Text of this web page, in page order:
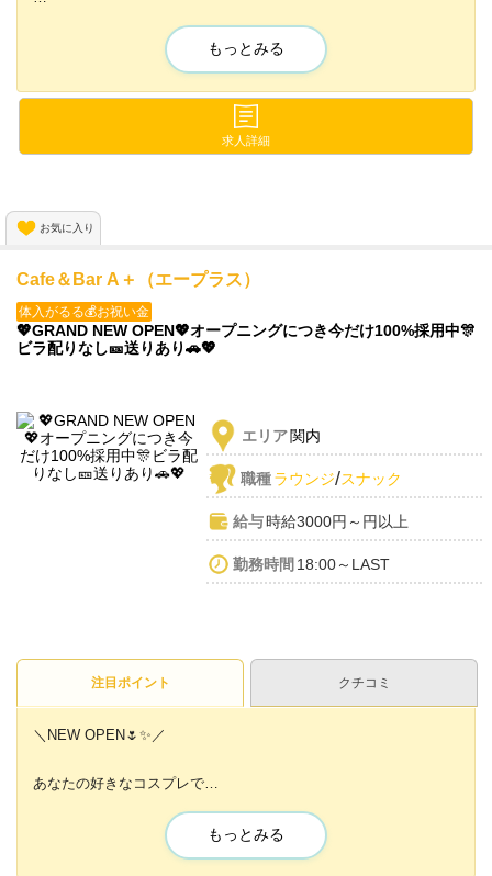
🎀 女の子同士も和気あいあいで上下関係なし
🚗 終電後も送りありで安心
🕊 完全自由シフトで週1～OK
もっとみる
求人詳細
お気に入り
Cafe＆Bar A＋（エープラス）
体入がるる💰お祝い金
💖GRAND NEW OPEN💖オープニングにつき今だけ100%採用中🎊
ビラ配りなし🎫送りあり🚗💖
エリア関内
職種ラウンジ/スナック
給与時給3000円～円以上
勤務時間 18:00～LAST
注目ポイント クチコミ
＼NEW OPEN🌷✨／
あなたの好きなコスプレで
もっとみる